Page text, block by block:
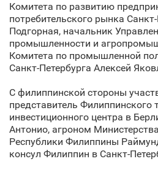
Комитета по развитию
потребительского рынка
Подгорная, начальник
промышленности и
Комитета по промышленной
Санкт‑Петербурга Алексей
С филиппинской стороны
представитель Филиппинского
инвестиционного центра в
Антонио, агроном
Республики Филиппины
консул Филиппин в